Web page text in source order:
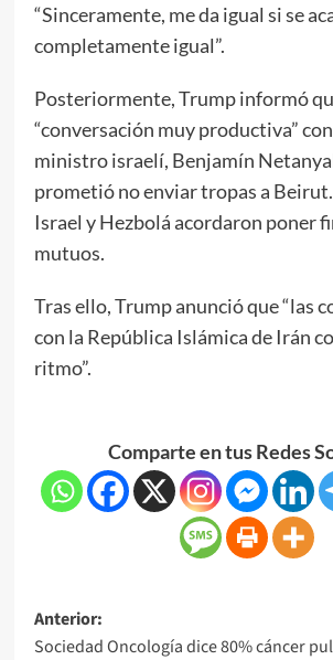
“Sinceramente, me da igual si se
completamente igual”.
Posteriormente, Trump informó
“conversación muy productiva”
ministro israelí, Benjamín
prometió no enviar tropas a
Israel y Hezbolá acordaron poner
mutuos.
Tras ello, Trump anunció que “las
con la República Islámica de Irán
ritmo”.
Comparte en tus Redes
Anterior:
Sociedad Oncología dice 80% cáncer